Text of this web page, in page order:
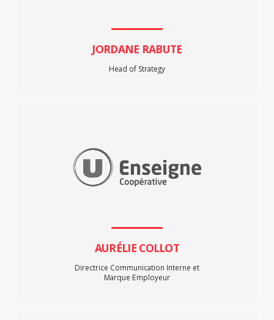
JORDANE RABUTE
Head of Strategy
AURÉLIE COLLOT
Directrice Communication Interne et
Marque Employeur